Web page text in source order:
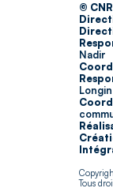
©
Nadir
Longin
Tous